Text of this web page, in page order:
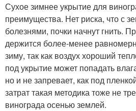
Сухое зимнее укрытие для
преимущества. Нет риска, что с
болезнями, почки начнут гнить.
держится более-менее
зиму, так как воздух хороший
под укрытие может попадать
но и не запревает, как под
затрат такая методика тоже не
винограда осенью землей.